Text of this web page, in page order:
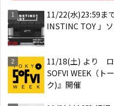
11/22(水)23:59ま
INSTINC TOY 」
11/18(土) より ロ
SOFVI WEEK（ト
ク)』開催